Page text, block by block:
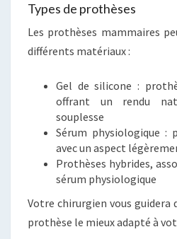
Types de prothèses
Les prothèses mammaires
différents matériaux :
Gel de silicone :
offrant un rendu
souplesse
Sérum physiologique :
avec un aspect
Prothèses hybrides,
sérum physiologique
Votre chirurgien vous guidera
prothèse le mieux adapté à